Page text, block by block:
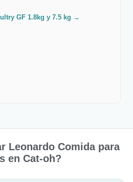
GF 1.8kg y 7.5 kg →
Leonardo Comida para
en Cat-oh?